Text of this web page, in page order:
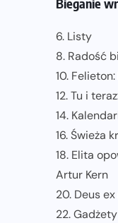
Bieganie
6. Listy
8. Radość
10.
12. Tu i
14.
16. Świeża
18. Elita
Artur Kern
20. Deus
22. Gadżety